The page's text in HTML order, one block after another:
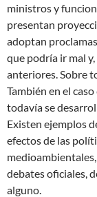
ministros y
presentan
adoptan
que podría ir mal
anteriores. Sobre
También en el
todavía se
Existen ejemplos
efectos de las
debates oficiales,
alguno.